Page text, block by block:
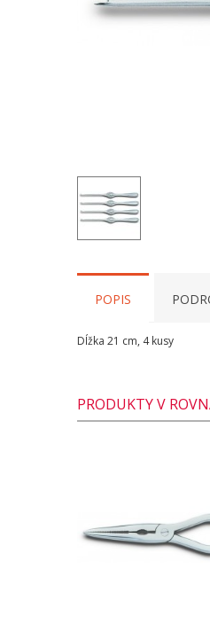
POPIS
Dĺžka 21 cm, 4 kusy
PRODUKTY V